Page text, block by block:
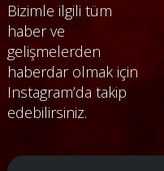
Bizimle ilgili tüm
haber ve
gelişmelerden
haberdar olmak için
Instagram’da takip
edebilirsiniz.